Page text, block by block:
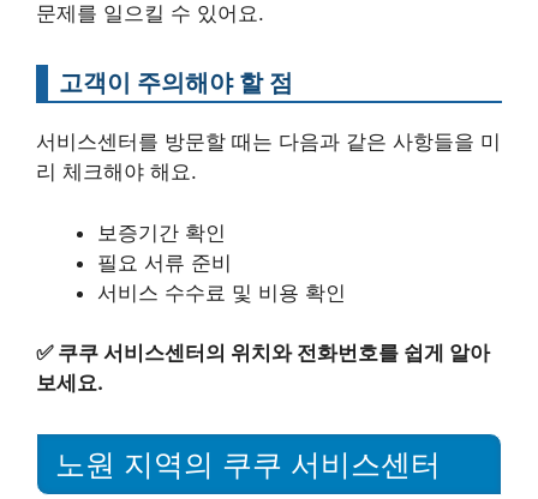
문제를 일으킬 수 있어요.
고객이 주의해야 할 점
서비스센터를 방문할 때는 다음과 같은 사항들을 미
리 체크해야 해요.
보증기간 확인
필요 서류 준비
서비스 수수료 및 비용 확인
✅ 쿠쿠 서비스센터의 위치와 전화번호를 쉽게 알아
보세요.
노원 지역의 쿠쿠 서비스센터